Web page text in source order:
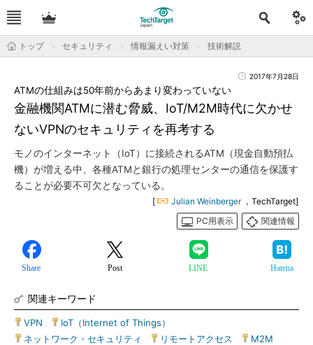
トップ セキュリティ 情報漏えい対策 技術解説
2017年7月28日
金融機関ATMに潜む脅威、IoT/M2M時代に欠かせ
ないVPNのセキュリティを再考する
ATMの仕組みは50年前からあまり変わっていない
モノのインターネット（IoT）に接続されるATM（現金自動預払
機）が増える中、各種ATMと銀行の処理センターの通信を保護す
ることが必要不可欠となっている。
[ Julian Weinberger ，TechTarget]
PC用表示
関連情報
Share Post LINE Hatena
関連キーワード
VPN IoT（Internet of Things）
ネットワーク・セキュリティ
リモートアクセス M2M